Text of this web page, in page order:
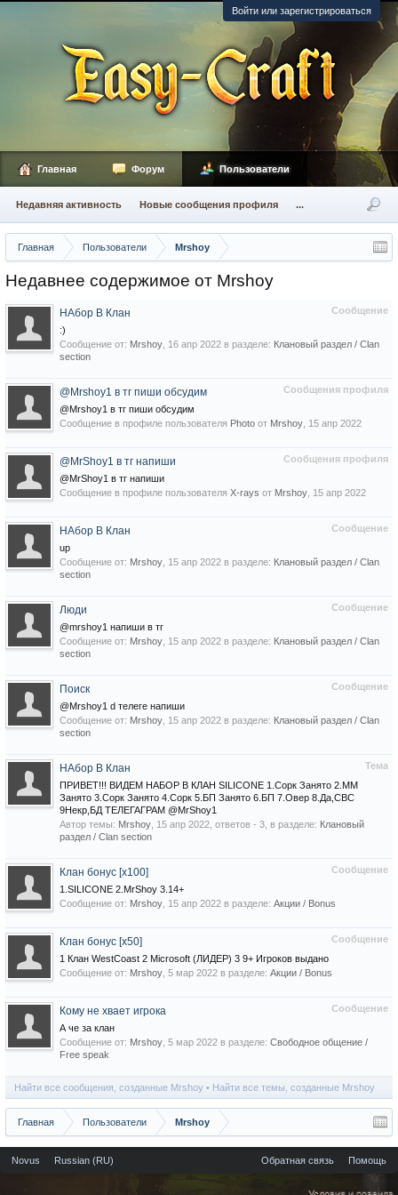
Войти или зарегистрироваться
Главная Пользователи Mrshoy
Недавнее содержимое от Mrshoy
Сообщение
НАбор В Клан
:)
Сообщение от: Mrshoy 16 апр 2022 в разделе: Клановый раздел / Сlan
section
Сообщения профиля
@Mrshoy1 в тг пиши обсудим
@Mrshoy1 в тг пиши обсудим
Сообщение в профиле пользователя Photo от Mrshoy 15 апр 2022
Сообщения профиля
@MrShoy1 в тг напиши
@MrShoy1 в тг напиши
Сообщение в профиле пользователя X-rays от Mrshoy 15 апр 2022
Сообщение
НАбор В Клан
up
Сообщение от: Mrshoy 15 апр 2022 в разделе: Клановый раздел / Сlan
section
Сообщение
Люди
@mrshoy1 напиши в тг
Сообщение от: Mrshoy 15 апр 2022 в разделе: Клановый раздел / Сlan
section
Сообщение
Поиск
@Mrshoy1 d телеге напиши
Сообщение от: Mrshoy 15 апр 2022 в разделе: Клановый раздел / Сlan
section
Тема
НАбор В Клан
ПРИВЕТ!!! ВИДЕМ НАБОР В КЛАН SILICONE 1.Сорк Занято 2.ММ
Занято 3.Сорк Занято 4.Сорк 5.БП Занято 6.БП 7.Овер 8.Да,СВС
9Некр,БД ТЕЛЕГАГРАМ @MrShoy1
Автор темы: Mrshoy 15 апр 2022 , ответов - 3, в разделе: Клановый
раздел / Сlan section
Сообщение
Клан бонус [x100]
1.SILICONE 2.MrShoy 3.14+
Сообщение от: Mrshoy 15 апр 2022 в разделе: Акции / Bonus
Сообщение
Клан бонус [x50]
1 Клан WestCoast 2 Microsoft (ЛИДЕР) 3 9+ Игроков выдано
Сообщение от: Mrshoy 5 мар 2022 в разделе: Акции / Bonus
Сообщение
Кому не хвает игрока
А че за клан
Сообщение от: Mrshoy 5 мар 2022 в разделе: Свободное общение /
Free speak
Найти все сообщения, созданные Mrshoy Найти все темы, созданные Mrshoy
Главная Пользователи Mrshoy
Главная Форум Пользователи
Недавняя активность Новые сообщения профиля ...
Novus Russian (RU) Обратная связь Помощь